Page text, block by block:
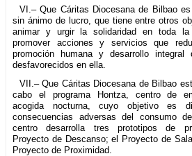
VI.– Que Cáritas Diocesana de Bilbao
sin ánimo de lucro, que tiene entre otros
animar y urgir la solidaridad en toda
promover acciones y servicios que
promoción humana y desarrollo
desfavorecidos en ella.
VII.– Que Cáritas Diocesana de Bilbao
cabo el programa Hontza, centro de
acogida nocturna, cuyo objetivo es
consecuencias adversas del consumo
centro desarrolla tres prototipos de
Proyecto de Descanso; el Proyecto de
Proyecto de Proximidad.